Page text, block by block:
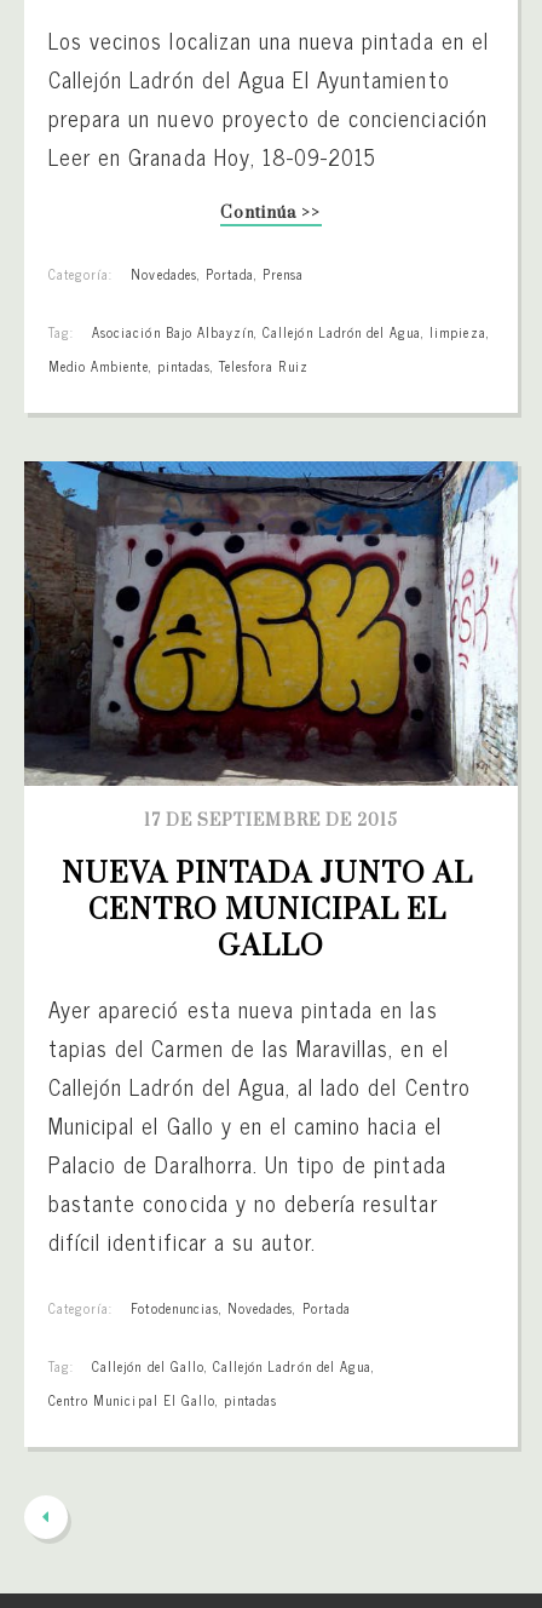
Los vecinos localizan una nueva pintada en el
Callejón Ladrón del Agua El Ayuntamiento
prepara un nuevo proyecto de concienciación
Leer en Granada Hoy, 18-09-2015
Continúa >>
Categoría: Novedades, Portada, Prensa
Tag: Asociación Bajo Albayzín,Callejón Ladrón del Agua, limpieza,
Medio Ambiente, pintadas,Telesfora Ruiz
17 DE SEPTIEMBRE DE 2015
NUEVA PINTADA JUNTO AL
CENTRO MUNICIPAL EL
GALLO
Ayer apareció esta nueva pintada en las
tapias del Carmen de las Maravillas, en el
Callejón Ladrón del Agua, al lado del Centro
Municipal el Gallo y en el camino hacia el
Palacio de Daralhorra. Un tipo de pintada
bastante conocida y no debería resultar
difícil identificar a su autor.
Categoría: Fotodenuncias, Novedades, Portada
Tag: Callejón del Gallo, Callejón Ladrón del Agua,
Centro Municipal El Gallo, pintadas